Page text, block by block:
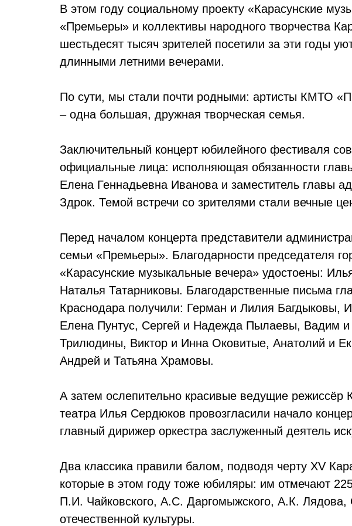
В этом году социальному проекту «Карасунские
«Премьеры» и коллективы народного творчества
шестьдесят тысяч зрителей посетили за эти годы
длинными летними вечерами.
По сути, мы стали почти родными: артисты КМТО
– одна большая, дружная творческая семья.
Заключительный концерт юбилейного фестиваля
официальные лица: исполняющая обязанности
Елена Геннадьевна Иванова и заместитель главы
Здрок. Темой встречи со зрителями стали вечные
Перед началом концерта представители
семьи «Премьеры». Благодарности председателя
«Карасунские музыкальные вечера» удостоены:
Наталья Татарниковы. Благодарственные письма
Краснодара получили: Герман и Лилия Багдыковы,
Елена Пунтус, Сергей и Надежда Пылаевы, Вадим
Трилюдины, Виктор и Инна Оковитые, Анатолий и
Андрей и Татьяна Храмовы.
А затем ослепительно красивые ведущие
театра Илья Сердюков провозгласили начало
главный дирижер оркестра заслуженный деятель
Два классика правили балом, подводя черту ХV
которые в этом году тоже юбиляры: им отмечают
П.И. Чайковского, А.С. Даргомыжского, А.К.
отечественной культуры.